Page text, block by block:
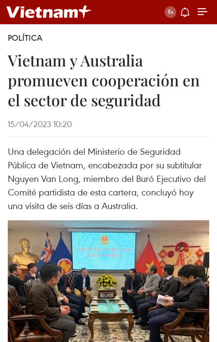
POLÍTICA
Vietnam y Australia
promueven cooperación en
el sector de seguridad
15/04/2023 10:20
Una delegación del Ministerio de Seguridad
Pública de Vietnam, encabezada por su subtitular
Nguyen Van Long, miembro del Buró Ejecutivo del
Comité partidista de esta cartera, concluyó hoy
una visita de seis días a Australia.